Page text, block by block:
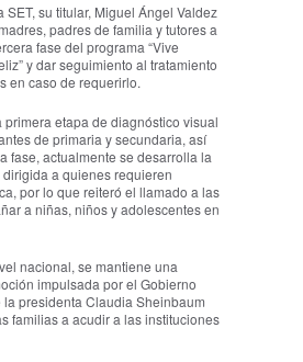
SET, su titular, Miguel Ángel Valdez
padres de familia y tutores a
fase del programa “Vive
y dar seguimiento al tratamiento
en caso de requerirlo.
primera etapa de diagnóstico visual
de primaria y secundaria, así
fase, actualmente se desarrolla la
a quienes requieren
por lo que reiteró el llamado a las
a niñas, niños y adolescentes en
nacional, se mantiene una
impulsada por el Gobierno
la presidenta Claudia Sheinbaum
familias a acudir a las instituciones